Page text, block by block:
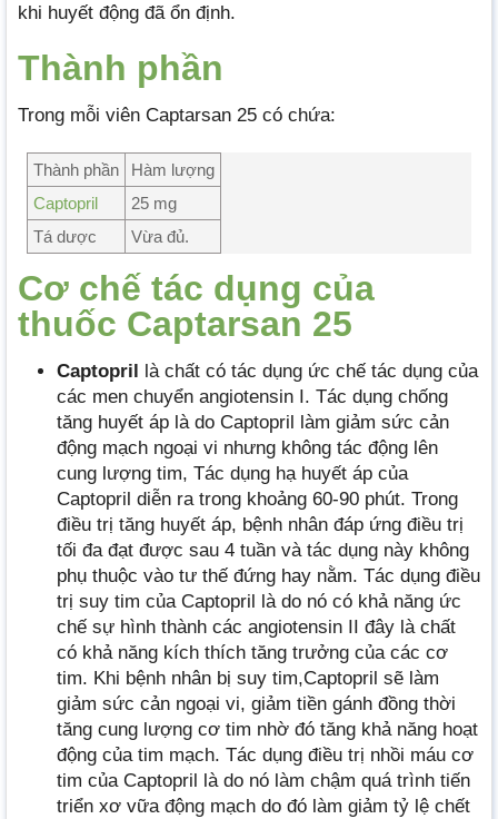
khi huyết động đã ổn định.
Thành phần
Trong mỗi viên Captarsan 25 có chứa:
Thành phần
Hàm lượng
Captopril
25 mg
Tá dược
Vừa đủ.
Cơ chế tác dụng của
thuốc Captarsan 25
Captopril là chất có tác dụng ức chế tác dụng của
các men chuyển angiotensin I. Tác dụng chống
tăng huyết áp là do Captopril làm giảm sức cản
động mạch ngoại vi nhưng không tác động lên
cung lượng tim, Tác dụng hạ huyết áp của
Captopril diễn ra trong khoảng 60-90 phút. Trong
điều trị tăng huyết áp, bệnh nhân đáp ứng điều trị
tối đa đạt được sau 4 tuần và tác dụng này không
phụ thuộc vào tư thế đứng hay nằm. Tác dụng điều
trị suy tim của Captopril là do nó có khả năng ức
chế sự hình thành các angiotensin II đây là chất
có khả năng kích thích tăng trưởng của các cơ
tim. Khi bệnh nhân bị suy tim,Captopril sẽ làm
giảm sức cản ngoại vi, giảm tiền gánh đồng thời
tăng cung lượng cơ tim nhờ đó tăng khả năng hoạt
động của tim mạch. Tác dụng điều trị nhồi máu cơ
tim của Captopril là do nó làm chậm quá trình tiến
triển xơ vữa động mạch do đó làm giảm tỷ lệ chết